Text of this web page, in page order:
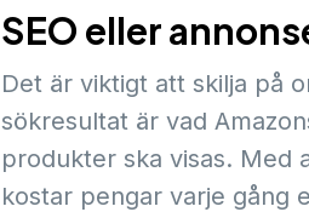
SEO eller
Det är viktigt att skilja på
sökresultat är vad
produkter ska visas. Med
kostar pengar varje gång